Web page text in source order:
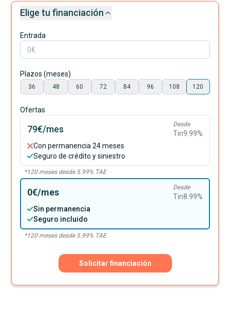
Elige tu financiación
Entrada
Plazos (meses)
36 48 60 72 84 96 108 120
Ofertas
79€/mes Desde
Tin9.99%
Con permanencia 24 meses
Seguro de crédito y siniestro
*120meses desde 5.99% TAE
0€/mes Desde
Tin8.99%
Sin permanencia
Seguro incluido
*120meses desde 5.99% TAE
Solicitar financiación